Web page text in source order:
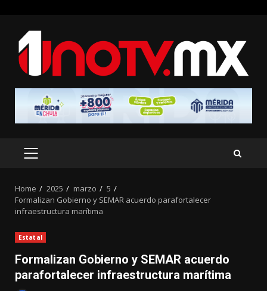
content
PRIMARY
Home 2025 marzo
5
Formalizan Gobierno y SEMAR acuerdo parafortalecer
infraestructura marítima
Estatal
Formalizan Gobierno y SEMAR acuerdo
parafortalecer infraestructura marítima